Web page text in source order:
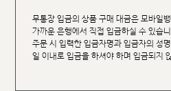
무통장 입금의 상품 구매 대금은 모바일
가까운 은행에서 직접 입금하실 수 있습
주문 시 입력한 입금자명과 입금자의 성
일 이내로 입금을 하셔야 하며 입금되지